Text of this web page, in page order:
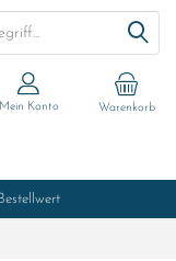
Warenkorb
Mein Konto